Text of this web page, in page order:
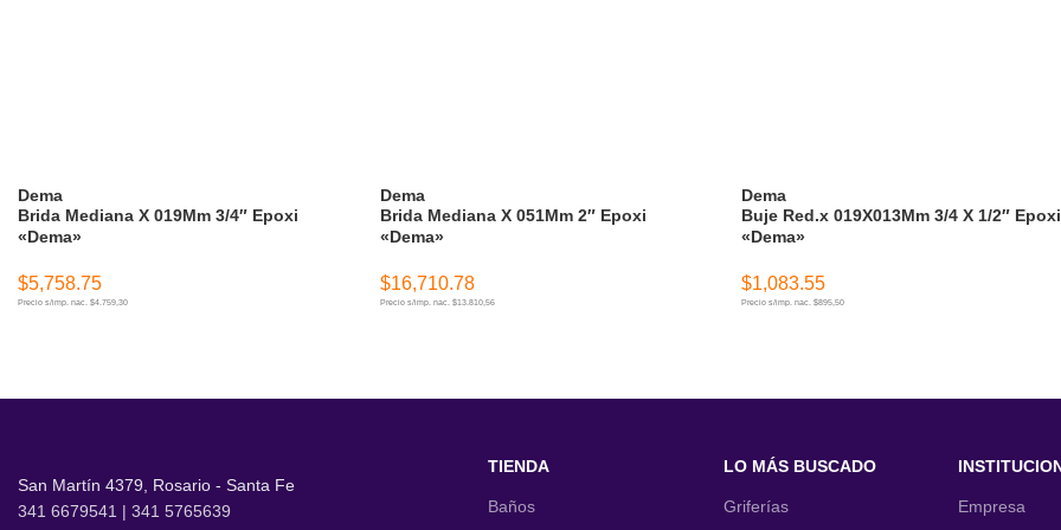
Brida Mediana X 019Mm 3/4″ Epoxi
«Dema»
Dema
$5,758.75
Precio s/imp. nac. $4.759,30
Brida Mediana X 051Mm 2″ Epoxi
«Dema»
Dema
$16,710.78
Precio s/imp. nac. $13.810,56
Buje Red.x 019X013Mm 3/4 X 1/2″ Epoxi
«Dema»
Dema
$1,083.55
Precio s/imp. nac. $895,50
San Martín 4379, Rosario - Santa Fe
341 6679541 | 341 5765639
TIENDA
Baños
LO MÁS BUSCADO
Griferías Empresa